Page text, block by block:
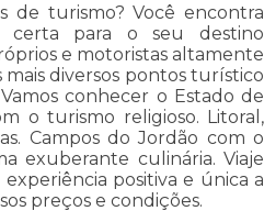
de turismo? Você encontra
certa para o seu destino
e motoristas altamente
diversos pontos turístico
conhecer o Estado de
o turismo religioso. Litoral,
Campos do Jordão com o
exuberante culinária. Viaje
positiva e única a
preços e condições.